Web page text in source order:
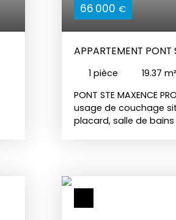
66 000 €
APPARTEMENT
1 pièce 19.37 m²
PONT STE MAXENCE
usage de couchage
placard, salle de